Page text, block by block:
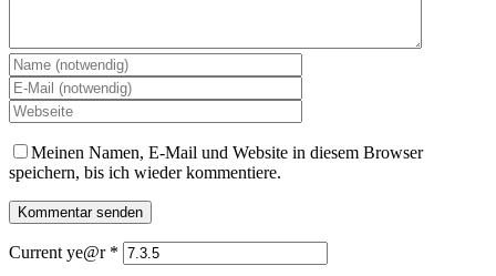
Meinen Namen, E-Mail und Website in diesem Browser
speichern, bis ich wieder kommentiere.
Current ye@r *